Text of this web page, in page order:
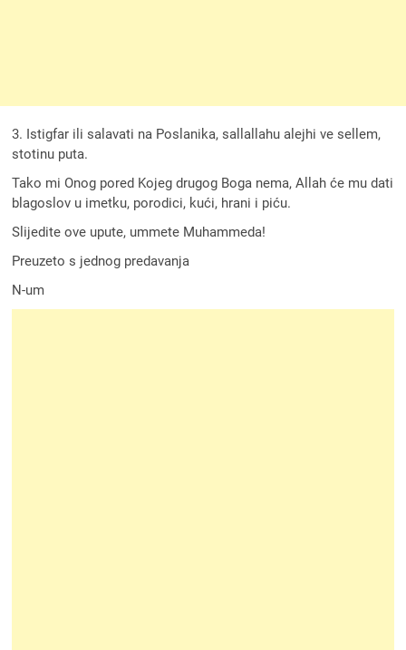
3. Istigfar ili salavati na Poslanika, sallallahu alejhi ve sellem,
stotinu puta.
Tako mi Onog pored Kojeg drugog Boga nema, Allah će mu dati
blagoslov u imetku, porodici, kući, hrani i piću.
Slijedite ove upute, ummete Muhammeda!
Preuzeto s jednog predavanja
N-um